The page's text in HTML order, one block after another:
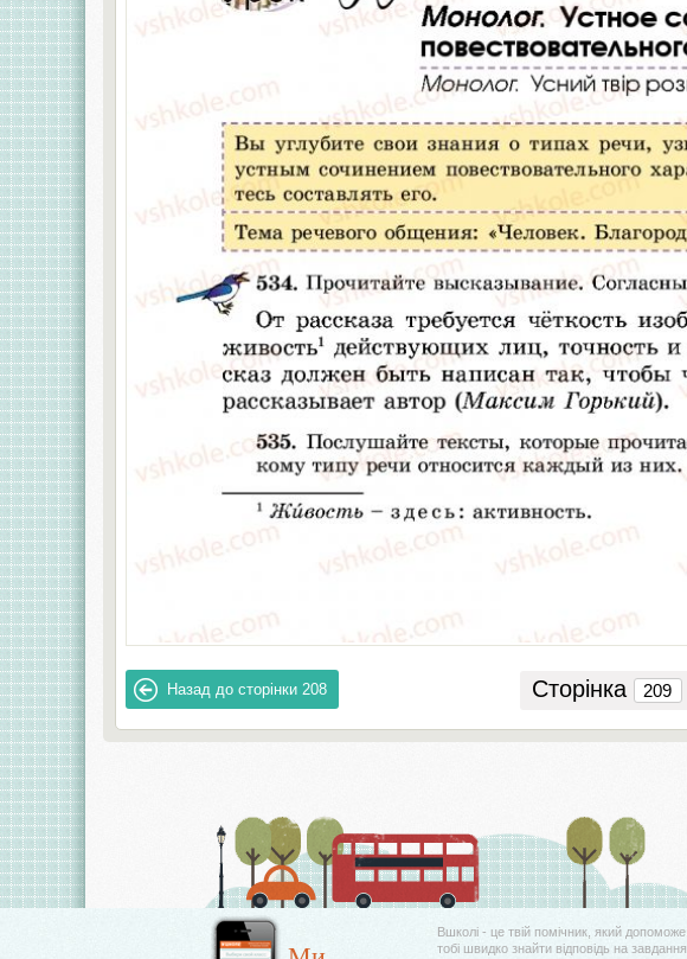
Назад до сторінки 208 Сторінка
Вшколі - це твій помічник, який допоможе
тобі швидко знайти відповідь на завдання